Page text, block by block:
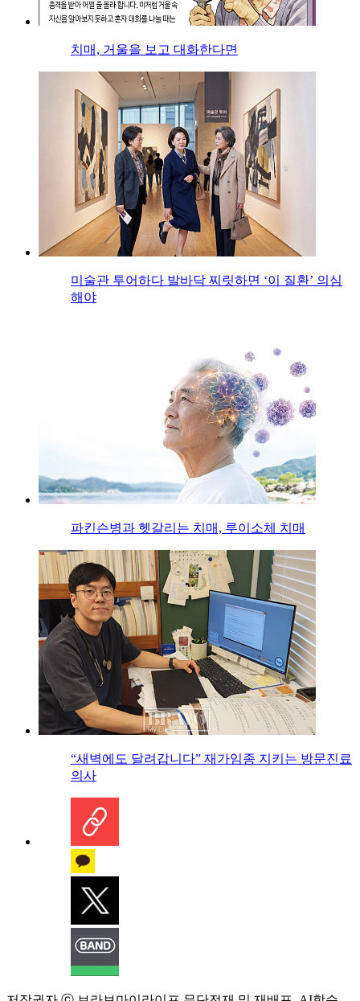
치매, 거울을 보고 대화한다면
미술관 투어하다 발바닥 찌릿하면 ‘이 질환’ 의심
해야
파킨슨병과 헷갈리는 치매, 루이소체 치매
“새벽에도 달려갑니다” 재가임종 지키는 방문진료
의사